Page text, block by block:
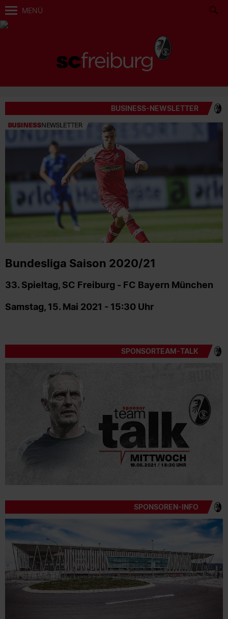
MENÜ
BUSINESS-NEWSLETTER
Bundesliga Saison 2020/21
33. Spieltag, SC Freiburg - FC Bayern München
Samstag, 15. Mai 2021 - 15:30 Uhr
SPONSORTEAM-TALK
SPONSOREN-INFO